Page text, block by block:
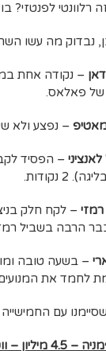
רלוונטי לפנטזי?
נבדוק מה עשו
– נקודה אחת
של פאלאס.
– נפצע ולא
– הפסיד
2 נקודות.
– לקח חלק
בשביל רמזי. 3 נקודות
– בשעה טובה
לחמד את
עם
– ווטפורד